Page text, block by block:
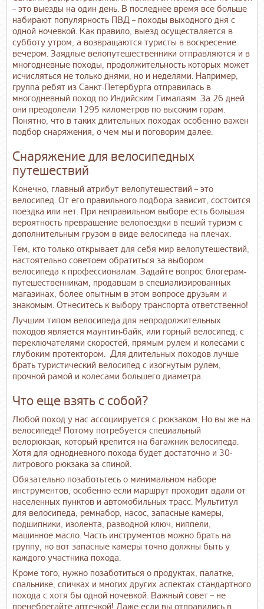
– это выезды на один день. В последнее время все больше
набирают популярность ПВД – походы выходного дня с
одной ночевкой. Как правило, выезд осуществляется в
субботу утром, а возвращаются туристы в воскресение
вечером. Заядлые велопутешественники отправляются и в
многодневные походы, продолжительность которых может
исчисляться не только днями, но и неделями. Например,
группа ребят из Санкт-Петербурга отправилась в
многодневный поход по Индийским Гималаям. За 26 дней
они преодолели 1295 километров по высоким горам.
Понятно, что в таких длительных походах особенно важен
подбор снаряжения, о чем мы и поговорим далее.
Снаряжение для велосипедных
путешествий
Конечно, главный атрибут велопутешествий – это
велосипед. От его правильного подбора зависит, состоится
поездка или нет. При неправильном выборе есть большая
вероятность превращение велопоездки в пеший туризм с
дополнительным грузом в виде велосипеда на плечах.
Тем, кто только открывает для себя мир велопутешествий,
настоятельно советоем обратиться за выбором
велосипеда к профессионалам. Задайте вопрос блогерам-
путешественникам, продавцам в специализированных
магазинах, более опытным в этом вопросе друзьям и
знакомым. Отнеситесь к выбору транспорта ответственно!
Лучшим типом велосипеда для непродолжительных
походов является маунтин-байк, или горный велосипед, с
переключателями скоростей, прямым рулем и колесами с
глубоким протектором. Для длительных походов лучше
брать туристический велосипед с изогнутым рулем,
прочной рамой и колесами большего диаметра.
Что еще взять с собой?
Любой поход у нас ассоциируется с рюкзаком. Но вы же на
велосипеде! Потому потребуется специальный
велорюкзак, который крепится на багажник велосипеда.
Хотя для однодневного похода будет достаточно и 30-
литрового рюкзака за спиной.
Обязательно позаботьтесь о минимальном наборе
инструментов, особенно если маршрут проходит вдали от
населенных пунктов и автомобильных трасс. Мультитул
для велосипеда, ремнабор, насос, запасные камеры,
подшипники, изолента, разводной ключ, ниппели,
машинное масло. Часть инструментов можно брать на
группу, но вот запасные камеры точно должны быть у
каждого участника похода.
Кроме того, нужно позаботиться о продуктах, палатке,
спальнике, спичках и многих других аспектах стандартного
похода с хотя бы одной ночевкой. Важный совет – не